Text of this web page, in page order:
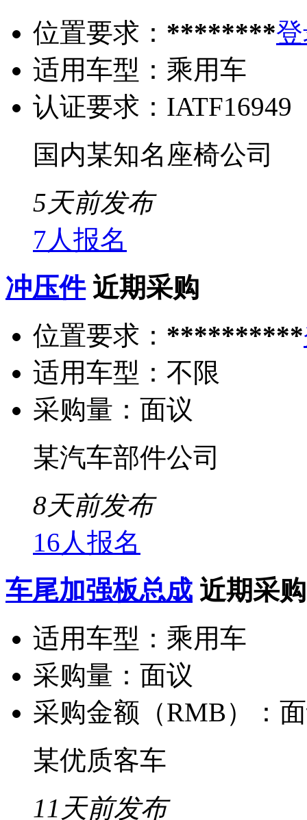
位置要求： ********
适用车型： 乘用车
认证要求： IATF16949
国内某知名座椅公司
5天前发布
7人报名
冲压件 近期采购
位置要求： **********
适用车型： 不限
采购量： 面议
某汽车部件公司
8天前发布
16人报名
车尾加强板总成 近期采购
适用车型： 乘用车
采购量： 面议
采购金额（RMB）：
某优质客车
11天前发布